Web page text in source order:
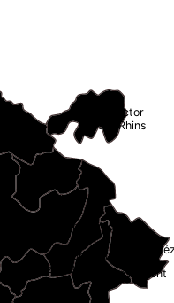
Chirassimont
Croizet/Gand
Fourneaux
St Symphorien de Lay
St Victor
sur Rhins